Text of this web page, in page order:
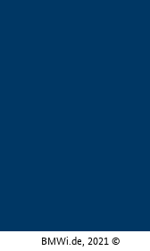
BMWi.de, 2021 ©